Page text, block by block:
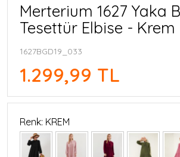
Merterium 1627 Yaka
Tesettür Elbise - Krem
1627BGD19_033
1.299,99 TL
Renk: KREM